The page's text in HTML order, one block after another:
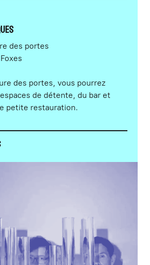
des portes
des portes, vous pourrez
de détente, du bar et
petite restauration.